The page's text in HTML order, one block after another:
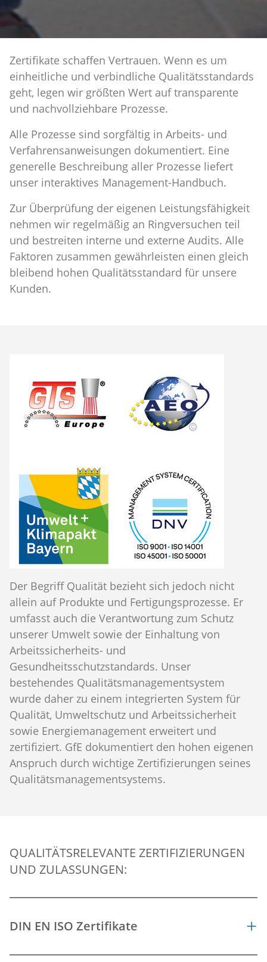
Zertifikate schaffen Vertrauen. Wenn es um
einheitliche und verbindliche Qualitätsstandards
geht, legen wir größten Wert auf transparente
und nachvollziehbare Prozesse.
Alle Prozesse sind sorgfältig in Arbeits- und
Verfahrensanweisungen dokumentiert. Eine
generelle Beschreibung aller Prozesse liefert
unser interaktives Management-Handbuch.
Zur Überprüfung der eigenen Leistungsfähigkeit
nehmen wir regelmäßig an Ringversuchen teil
und bestreiten interne und externe Audits. Alle
Faktoren zusammen gewährleisten einen gleich
bleibend hohen Qualitätsstandard für unsere
Kunden.
Der Begriff Qualität bezieht sich jedoch nicht
allein auf Produkte und Fertigungsprozesse. Er
umfasst auch die Verantwortung zum Schutz
unserer Umwelt sowie der Einhaltung von
Arbeitssicherheits- und
Gesundheitsschutzstandards. Unser
bestehendes Qualitätsmanagementsystem
wurde daher zu einem integrierten System für
Qualität, Umweltschutz und Arbeitssicherheit
sowie Energiemanagement erweitert und
zertifiziert. GfE dokumentiert den hohen eigenen
Anspruch durch wichtige Zertifizierungen seines
Qualitätsmanagementsystems.
QUALITÄTSRELEVANTE ZERTIFIZIERUNGEN
UND ZULASSUNGEN:
DIN EN ISO Zertifikate